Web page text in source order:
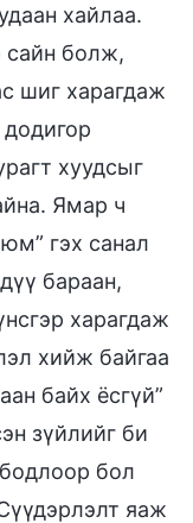
хайлаа.
сайн болж,
шиг харагдаж
хуудсыг
Ямар ч
гэх санал
бараан,
харагдаж
хийж байгаа
байх ёсгүй”
зүйлийг би
бол
яаж